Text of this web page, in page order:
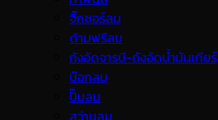
จิ๊กซอร์ลม
ด้ามฟรีลม
ถังอัดจารบี-ถังอัดน้ำมันเกียร์
บ๊อกลม
ปั๊มลม
สว่านลม